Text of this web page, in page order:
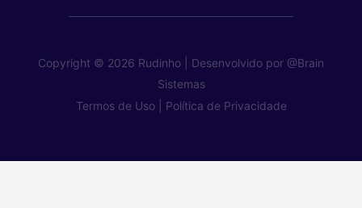
Copyright © 2026 Rudinho | Desenvolvido por @Brain
Sistemas
Termos de Uso |
Política de Privacidade